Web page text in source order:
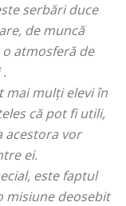
serbări duce
de muncă
atmosferă de
mai mulți elevi în
că pot fi utili,
acestora vor
ei.
este faptul
misiune deosebit